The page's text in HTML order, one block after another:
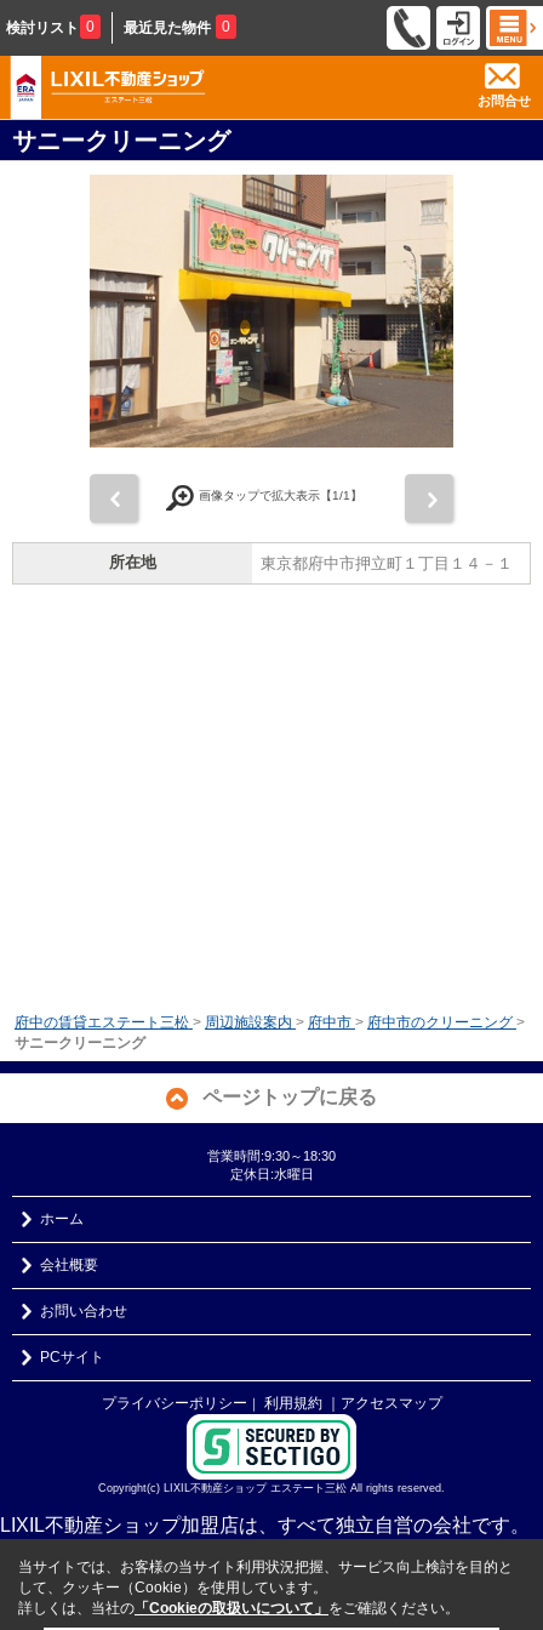
検討リスト 0 最近見た物件 0
お問合せ
サニークリーニング
画像タップで拡大表示【1/1】
所在地 東京都府中市押立町１丁目１４－１
府中の賃貸エステート三松 > 周辺施設案内 > 府中市 > 府中市のクリーニング >
サニークリーニング
ページトップに戻る
営業時間:9:30～18:30
定休日:水曜日
ホーム
会社概要
お問い合わせ
PCサイト
プライバシーポリシー ｜ 利用規約 ｜アクセスマップ
Copyright(c) LIXIL不動産ショップ エステート三松 All rights reserved.
LIXIL不動産ショップ加盟店は、すべて独立自営の会社です。
当サイトでは、お客様の当サイト利用状況把握、サービス向上検討を目的と
して、クッキー（Cookie）を使用しています。
詳しくは、当社の 「Cookieの取扱いについて」 をご確認ください。